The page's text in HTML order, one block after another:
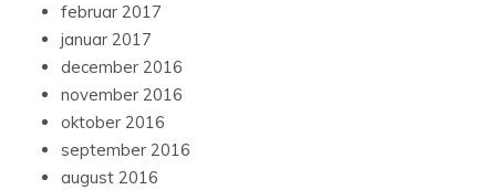
februar 2017
januar 2017
december 2016
november 2016
oktober 2016
september 2016
august 2016